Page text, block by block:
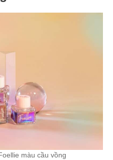
màu cầu vồng